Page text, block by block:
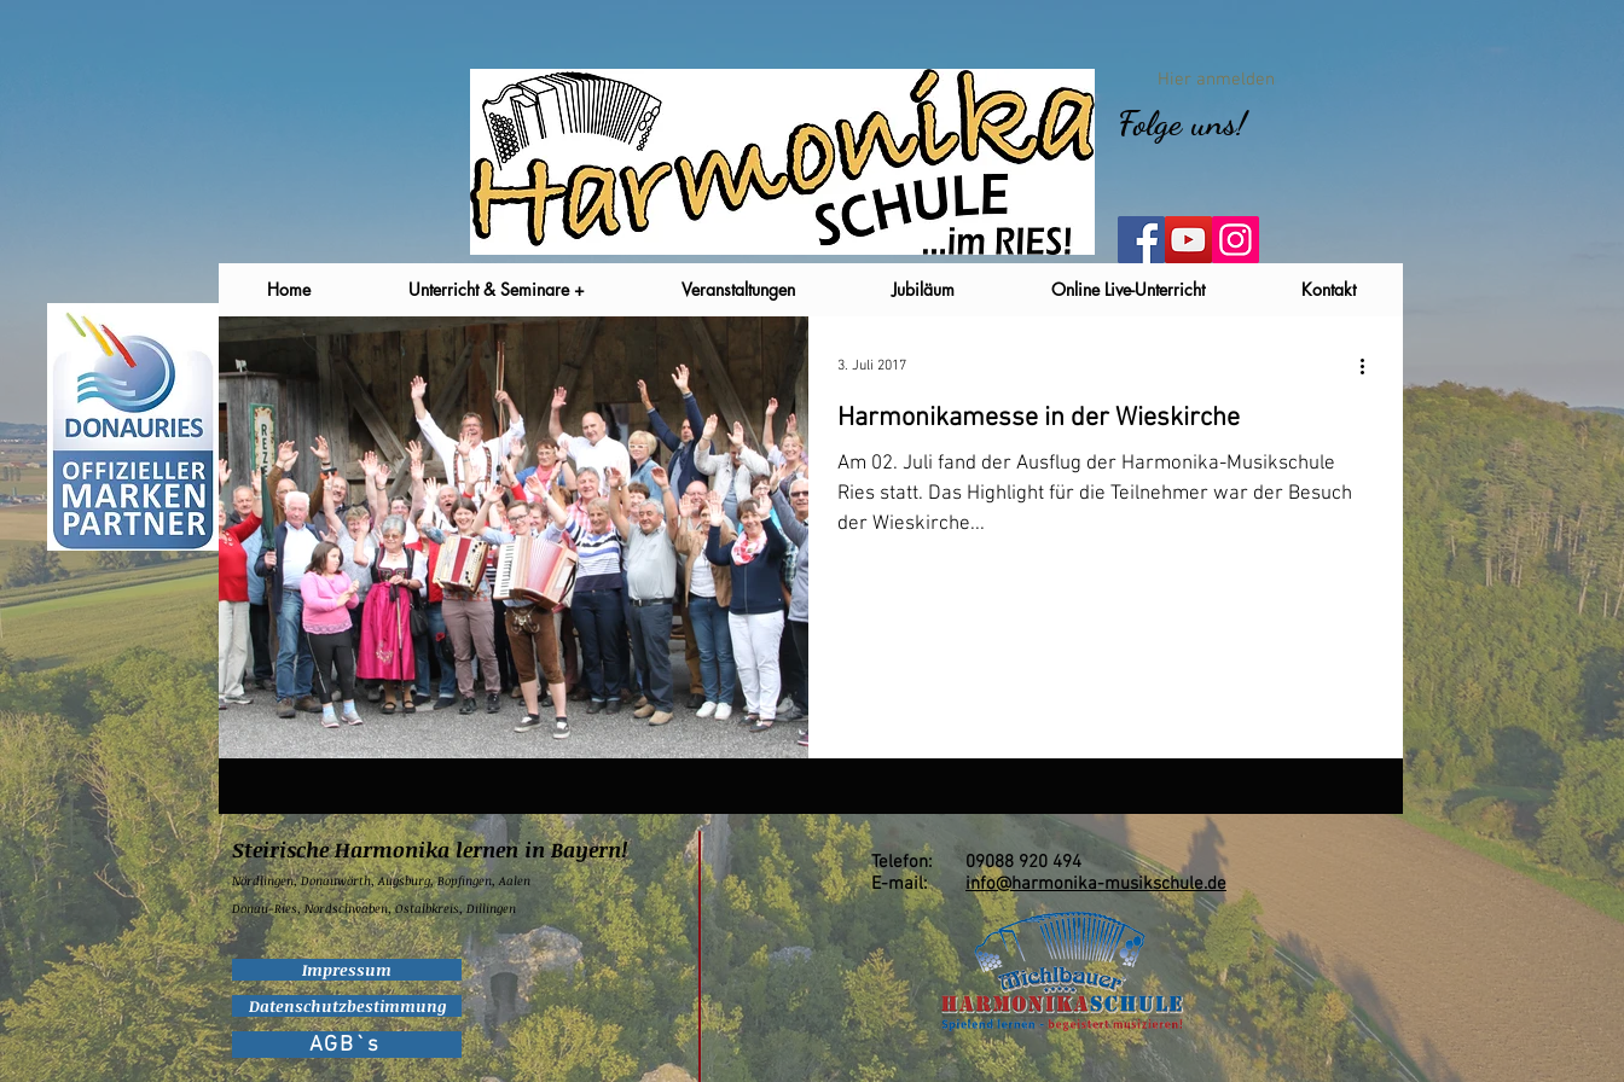
Hier anmelden
Folge uns!
Harmonikamesse in der Wieskirche
Am 02. Juli fand der Ausflug der Harmonika-Musikschule
Ries statt. Das Highlight für die Teilnehmer war der Besuch
der Wieskirche...
3. Juli 2017
Home Unterricht & Seminare + Veranstaltungen Jubiläum Online Live-Unterricht Kontakt
Steirische Harmonika lernen in Bayern!
Nördlingen,Donauwörth,Augsburg,Bopfingen,Aalen
Donau-Ries, Nordschwaben, Ostalbkreis, Dillingen
Telefon: 09088 920 494
E-mail:info@harmonika-musikschule.de
Datenschutzbestimmung
Impressum
AGB`s